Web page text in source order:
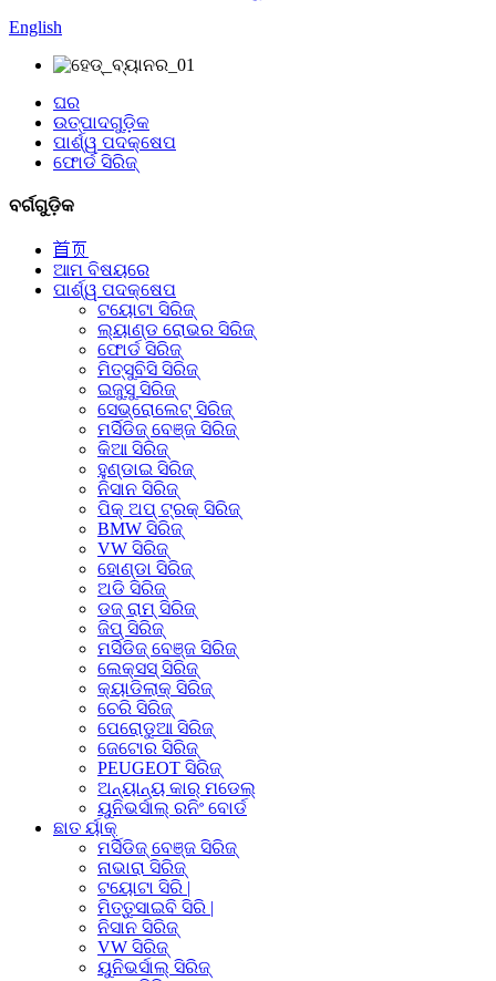
English
ଘର
ଉତ୍ପାଦଗୁଡ଼ିକ
ପାର୍ଶ୍ୱ ପଦକ୍ଷେପ
ଫୋର୍ଡ ସିରିଜ୍
ବର୍ଗଗୁଡ଼ିକ
首页
ଆମ ବିଷୟରେ
ପାର୍ଶ୍ୱ ପଦକ୍ଷେପ
ଟୟୋଟା ସିରିଜ୍
ଲ୍ୟାଣ୍ଡ ରୋଭର ସିରିଜ୍
ଫୋର୍ଡ ସିରିଜ୍
ମିତ୍ସୁବିସି ସିରିଜ୍
ଇଜୁସୁ ସିରିଜ୍
ସେଭ୍ରୋଲେଟ୍ ସିରିଜ୍
ମର୍ସିଡିଜ୍ ବେଞ୍ଜ ସିରିଜ୍
କିଆ ସିରିଜ୍
ହୁଣ୍ଡାଇ ସିରିଜ୍
ନିସାନ ସିରିଜ୍
ପିକ୍ ଅପ୍ ଟ୍ରକ୍ ସିରିଜ୍
BMW ସିରିଜ୍
VW ସିରିଜ୍
ହୋଣ୍ଡା ସିରିଜ୍
ଅଡି ସିରିଜ୍
ଡଜ୍ ରାମ୍ ସିରିଜ୍
ଜିପ୍ ସିରିଜ୍
ମର୍ସିଡିଜ୍ ବେଞ୍ଜ ସିରିଜ୍
ଲେକ୍ସସ୍ ସିରିଜ୍
କ୍ୟାଡିଲାକ୍ ସିରିଜ୍
ଚେରି ସିରିଜ୍
ପେରୋଡୁଆ ସିରିଜ୍
ଜେଟୋର ସିରିଜ୍
PEUGEOT ସିରିଜ୍
ଅନ୍ୟାନ୍ୟ କାର୍ ମଡେଲ୍
ୟୁନିଭର୍ସାଲ୍ ରନିଂ ବୋର୍ଡ
ଛାତ ର୍ୟାକ୍
ମର୍ସିଡିଜ୍ ବେଞ୍ଜ ସିରିଜ୍
ନାଭାରା ସିରିଜ୍
ଟୟୋଟା ସିରି |
ମିତ୍ତୁସାଇବି ସିରି |
ନିସାନ ସିରିଜ୍
VW ସିରିଜ୍
ୟୁନିଭର୍ସାଲ୍ ସିରିଜ୍